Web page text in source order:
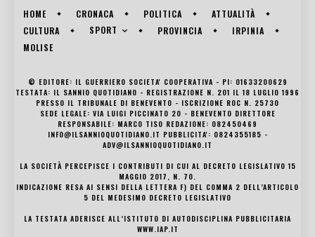
HOME CRONACA POLITICA
ATTUALITÀ
CULTURA
SPORT PROVINCIA
IRPINIA
MOLISE
© EDITORE: IL GUERRIERO SOCIETA' COOPERATIVA - PI: 01633200629
TESTATA: IL SANNIO QUOTIDIANO - REGISTRAZIONE N. 201 IL 18 LUGLIO 1996
PRESSO IL TRIBUNALE DI BENEVENTO - ISCRIZIONE ROC N. 25730
SEDE LEGALE: VIA LUIGI PICCINATO 20 - BENEVENTO DIRETTORE
RESPONSABILE: MARCO TISO REDAZIONE: 082450469
INFO@ILSANNIOQUOTIDIANO.IT PUBBLICITA': 0824355185 -
ADV@ILSANNIOQUOTIDIANO.IT
LA SOCIETÀ PERCEPISCE I CONTRIBUTI DI CUI AL DECRETO LEGISLATIVO 15
MAGGIO 2017, N. 70.
INDICAZIONE RESA AI SENSI DELLA LETTERA F) DEL COMMA 2 DELL’ARTICOLO
5 DEL MEDESIMO DECRETO LEGISLATIVO
LA TESTATA ADERISCE ALL’ISTITUTO DI AUTODISCIPLINA PUBBLICITARIA
WWW.IAP.IT